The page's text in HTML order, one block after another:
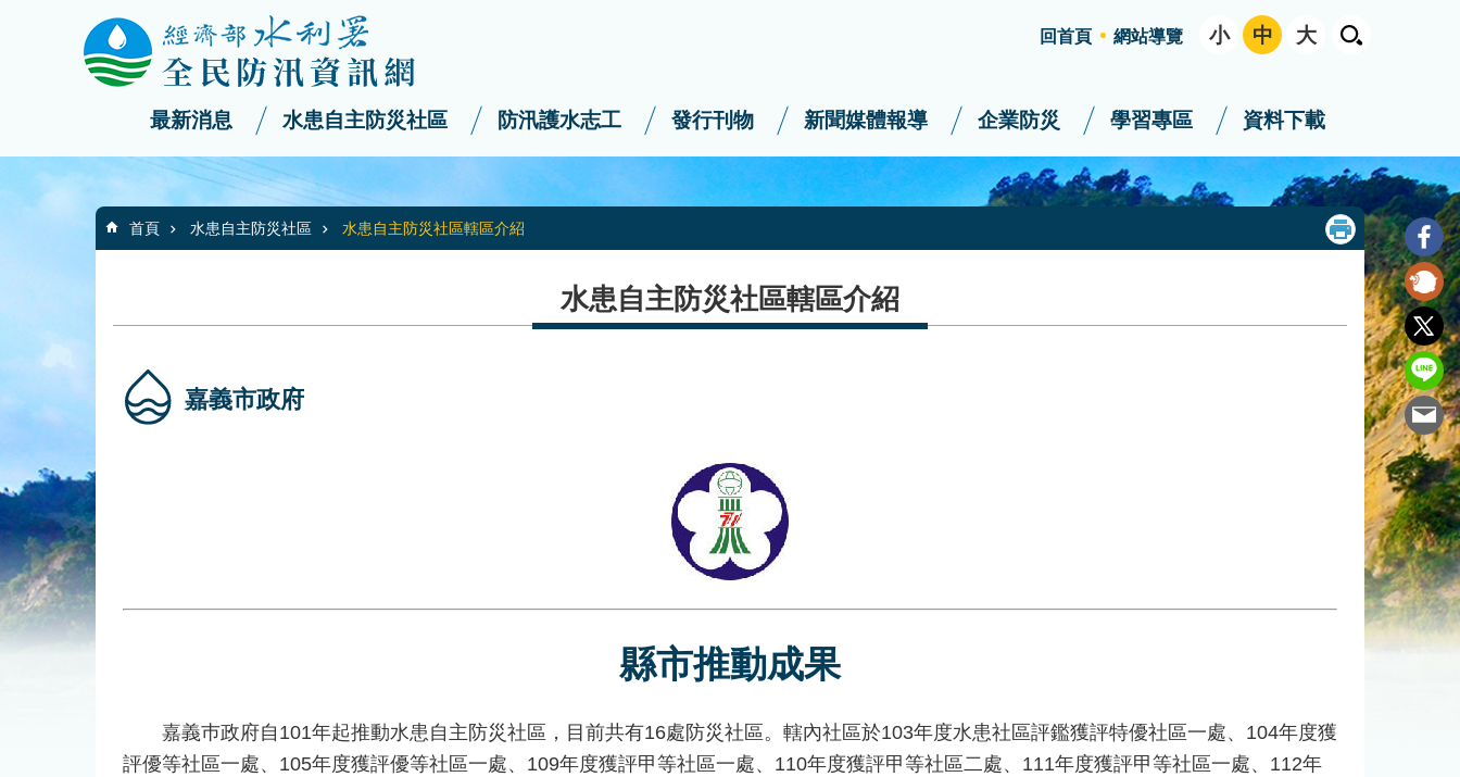
跳到主要內容區塊
回首頁
網站導覽 小 中 大
最新消息 水患自主防災社區 防汛護水志工 發行刊物 新聞媒體報導 企業防災 學習專區 資料下載
:::
首頁 水患自主防災社區 水患自主防災社區轄區介紹
水患自主防災社區轄區介紹
嘉義市政府
縣市推動成果
嘉義巿政府自101年起推動水患自主防災社區，目前共有16處防災社區。轄內社區於103年度水患社區評鑑獲評特優社區一處、104年度獲
評優等社區一處、105年度獲評優等社區一處、109年度獲評甲等社區一處、110年度獲評甲等社區二處、111年度獲評甲等社區一處、112年